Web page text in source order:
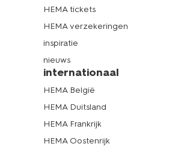
HEMA tickets
HEMA verzekeringen
inspiratie
nieuws
internationaal
HEMA België
HEMA Duitsland
HEMA Frankrijk
HEMA Oostenrijk